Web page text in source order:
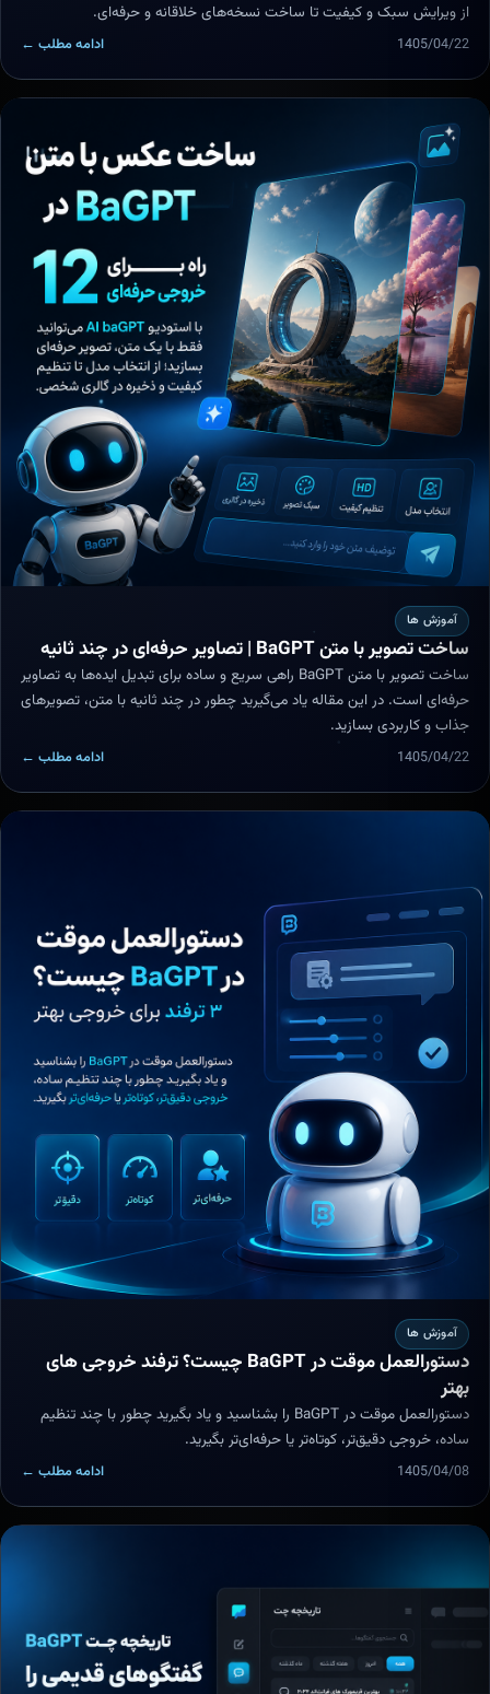
از ویرایش سبک و کیفیت تا ساخت نسخه‌های خلاقانه و حرفه‌ای.
1405/04/22 ادامه مطلب ←
آموزش ها
ساخت تصویر با متن BaGPT | تصاویر حرفه‌ای در چند ثانیه
ساخت تصویر با متن BaGPT راهی سریع و ساده برای تبدیل ایده‌ها به تصاویر
حرفه‌ای است. در این مقاله یاد می‌گیرید چطور در چند ثانیه با متن، تصویرهای
جذاب و کاربردی بسازید.
1405/04/22 ادامه مطلب ←
آموزش ها
دستورالعمل موقت در BaGPT چیست؟ ترفند خروجی های
بهتر
دستورالعمل موقت در BaGPT را بشناسید و یاد بگیرید چطور با چند تنظیم
ساده، خروجی دقیق‌تر، کوتاه‌تر یا حرفه‌ای‌تر بگیرید.
1405/04/08 ادامه مطلب ←